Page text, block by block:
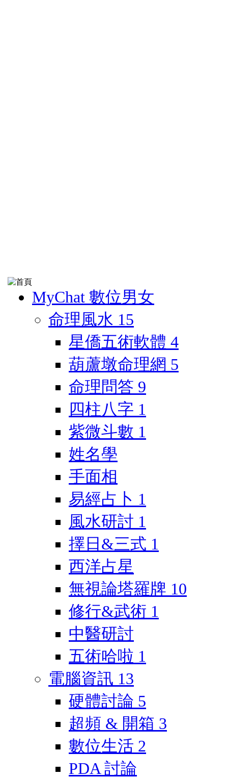
MyChat 數位男女
命理風水 15
星僑五術軟體 4
葫蘆墩命理網 5
命理問答 9
四柱八字 1
紫微斗數 1
姓名學
手面相
易經占卜 1
風水研討 1
擇日&三式 1
西洋占星
無視論塔羅牌 10
修行&武術 1
中醫研討
五術哈啦 1
電腦資訊 13
硬體討論 5
超頻 & 開箱 3
數位生活 2
PDA 討論